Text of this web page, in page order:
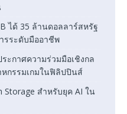
ได้ 35 ล้านดอลลาร์สหรัฐ
รระดับมืออาชีพ
ะกาศความร่วมมือเชิงกล
หกรรมเกมในฟิลิปปินส์
Storage สำหรับยุค AI ใน